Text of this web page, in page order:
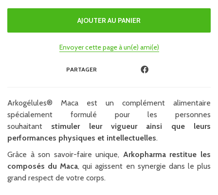
Envoyer cette page à un(e) ami(e)
PARTAGER
Arkogélules® Maca est un complément alimentaire
spécialement formulé pour les personnes
souhaitant stimuler leur vigueur ainsi que leurs
performances physiques et intellectuelles.
Grâce à son savoir-faire unique, Arkopharma restitue les
composés du Maca, qui agissent en synergie dans le plus
grand respect de votre corps.